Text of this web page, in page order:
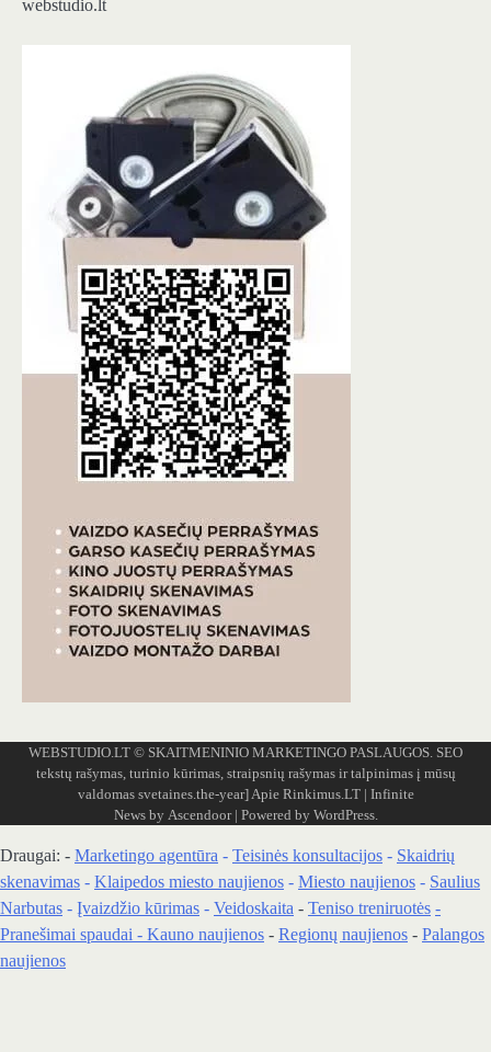
webstudio.lt
WEBSTUDIO.LT © SKAITMENINIO MARKETINGO PASLAUGOS. SEO
tekstų rašymas, turinio kūrimas, straipsnių rašymas ir talpinimas į mūsų
valdomas svetaines.the-year] Apie Rinkimus.LT| Infinite
News by Ascendoor| Powered by WordPress.
Draugai: - Marketingo agentūra - Teisinės konsultacijos - Skaidrių
skenavimas - Klaipedos miesto naujienos - Miesto naujienos - Saulius
Narbutas - Įvaizdžio kūrimas - Veidoskaita - Teniso treniruotės -
Pranešimai spaudai - Kauno naujienos - Regionų naujienos - Palangos
naujienos